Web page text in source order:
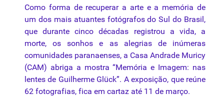
Como forma de recuperar a arte e a memória de
um dos mais atuantes fotógrafos do Sul do Brasil,
que durante cinco décadas registrou a vida, a
morte, os sonhos e as alegrias de inúmeras
comunidades paranaenses, a Casa Andrade Muricy
(CAM) abriga a mostra “Memória e Imagem: nas
lentes de Guilherme Glück”. A exposição, que reúne
62 fotografias, fica em cartaz até 11 de março.